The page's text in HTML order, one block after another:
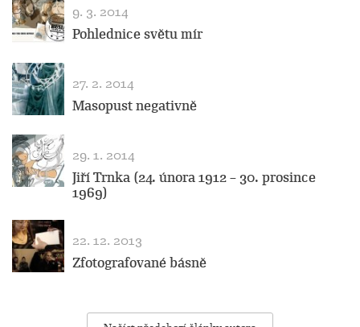
9. 3. 2014
Pohlednice světu mír
27. 2. 2014
Masopust negativně
29. 1. 2014
Jiří Trnka (24. února 1912 – 30. prosince
1969)
22. 12. 2013
Zfotografované básně